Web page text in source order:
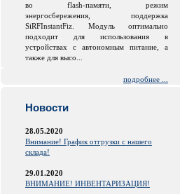
во flash-памяти, режим
энергосбережения, поддержка
SiRFInstantFiz. Модуль оптимально
подходит для использования в
устройствах с автономным питание, а
также для высо...
подробнее ...
Новости
28.05.2020
Внимание! График отгрузки с нашего
склада!
29.01.2020
ВНИМАНИЕ! ИНВЕНТАРИЗАЦИЯ!